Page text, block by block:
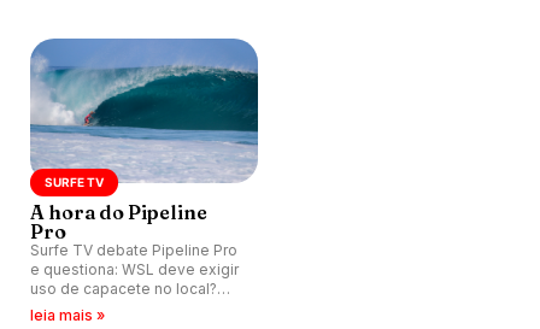
de 2025.
SURFE TV
A hora do Pipeline
Pro
Surfe TV debate Pipeline Pro
e questiona: WSL deve exigir
uso de capacete no local?
Bruno Lemos é convidado.
leia mais »